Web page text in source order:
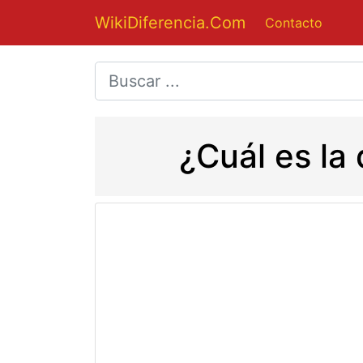
WikiDiferencia.Com Contacto
¿Cuál es